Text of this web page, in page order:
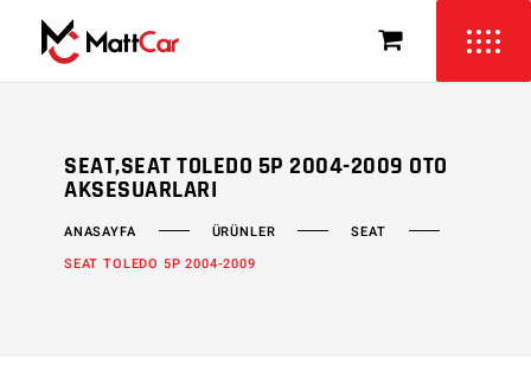
SEAT,SEAT TOLEDO 5P 2004-2009 OTO
AKSESUARLARI
ANASAYFA ÜRÜNLER
SEAT
SEAT TOLEDO 5P 2004-2009